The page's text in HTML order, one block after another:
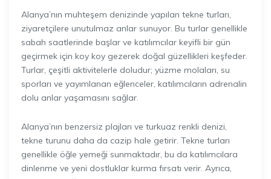
Alanya’nın muhteşem denizinde yapılan tekne turları,
ziyaretçilere unutulmaz anlar sunuyor. Bu turlar genellikle
sabah saatlerinde başlar ve katılımcılar keyifli bir gün
geçirmek için koy koy gezerek doğal güzellikleri keşfeder.
Turlar, çeşitli aktivitelerle doludur; yüzme molaları, su
sporları ve yayımlanan eğlenceler, katılımcıların adrenalin
dolu anlar yaşamasını sağlar.
Alanya’nın benzersiz plajları ve turkuaz renkli denizi,
tekne turunu daha da cazip hale getirir. Tekne turları
genellikle öğle yemeği sunmaktadır, bu da katılımcılara
dinlenme ve yeni dostluklar kurma fırsatı verir. Ayrıca,